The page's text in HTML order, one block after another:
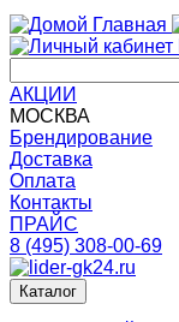
Главная
АКЦИИ
МОСКВА
Брендирование
Доставка
Оплата
Контакты
ПРАЙС
8 (495) 308-00-69
Каталог